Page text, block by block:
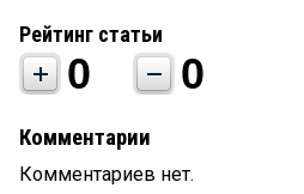
Рейтинг статьи
0 0
Комментарии
Комментариев нет.